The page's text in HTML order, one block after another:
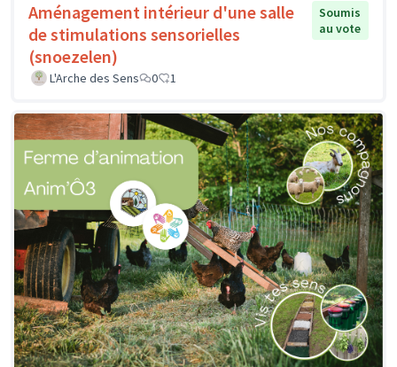
Aménagement intérieur d'une salle
de stimulations sensorielles
(snoezelen)
Soumis
au vote
L'Arche des Sens 0 1